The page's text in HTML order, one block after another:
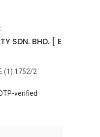
SDN. BHD. [ E
E (1) 1752/2
verified